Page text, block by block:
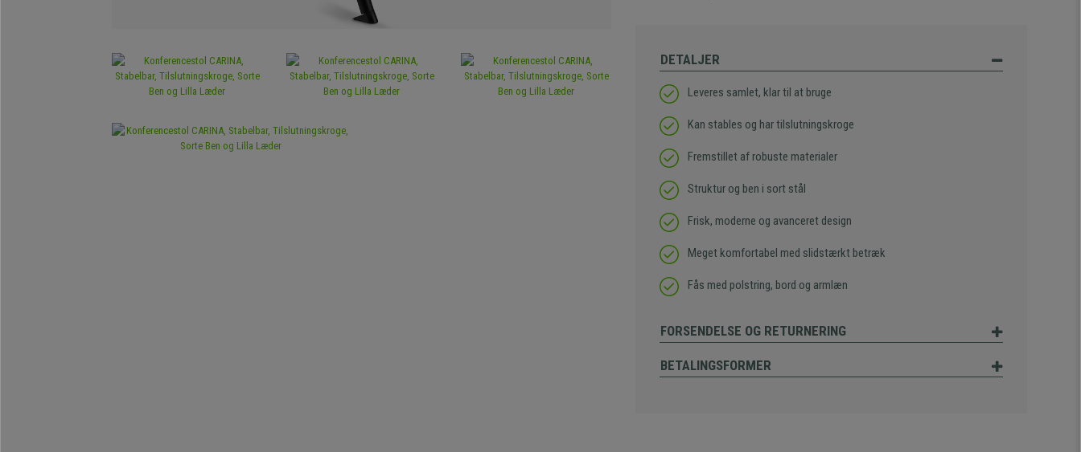
DETALJER
Leveres samlet, klar til at bruge
Kan stables og har tilslutningskroge
Fremstillet af robuste materialer
Struktur og ben i sort stål
Frisk, moderne og avanceret design
Meget komfortabel med slidstærkt betræk
Fås med polstring, bord og armlæn
FORSENDELSE OG RETURNERING
BETALINGSFORMER